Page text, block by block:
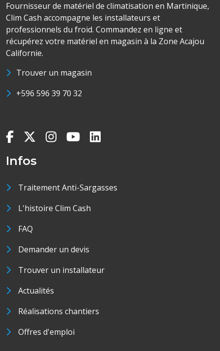
Fournisseur de matériel de climatisation en Martinique,
Clim Cash accompagne les installateurs et
professionnels du froid. Commandez en ligne et
récupérez votre matériel en magasin à la Zone Acajou
Californie.
Trouver un magasin
+596 596 39 70 32
Infos
Traitement Anti-Sargasses
L'histoire Clim Cash
FAQ
Demander un devis
Trouver un installateur
Actualités
Réalisations chantiers
Offres d'emploi